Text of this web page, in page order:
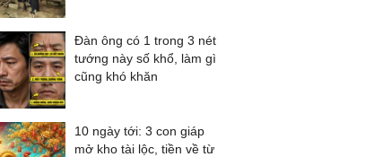
Đàn ông có 1 trong 3 nét
tướng này số khổ, làm gì
cũng khó khăn
10 ngày tới: 3 con giáp
mở kho tài lộc, tiền về từ